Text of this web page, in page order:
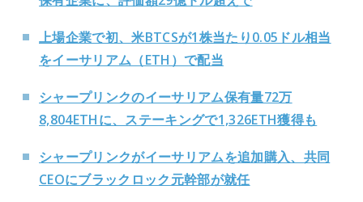
上場企業で初、米BTCSが1株当たり0.05ドル相当
をイーサリアム（ETH）で配当
シャープリンクのイーサリアム保有量72万
8,804ETHに、ステーキングで1,326ETH獲得も
シャープリンクがイーサリアムを追加購入、共同
CEOにブラックロック元幹部が就任